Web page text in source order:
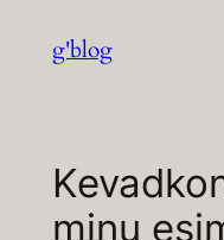
g'blog
minu